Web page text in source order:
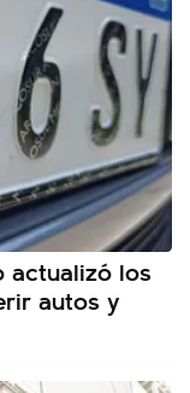
actualizó los
autos y